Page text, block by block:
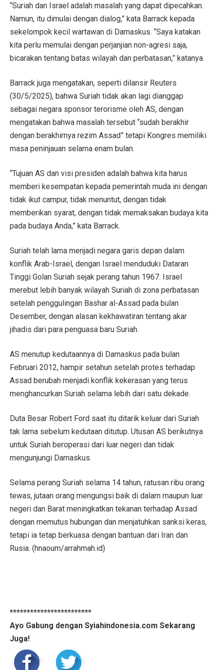
“Suriah dan Israel adalah masalah yang dapat dipecahkan.
Namun, itu dimulai dengan dialog,” kata Barrack kepada
sekelompok kecil wartawan di Damaskus. “Saya katakan
kita perlu memulai dengan perjanjian non-agresi saja,
bicarakan tentang batas wilayah dan perbatasan,” katanya.
Barrack juga mengatakan, seperti dilansir Reuters
(30/5/2025), bahwa Suriah tidak akan lagi dianggap
sebagai negara sponsor terorisme oleh AS, dengan
mengatakan bahwa masalah tersebut “sudah berakhir
dengan berakhirnya rezim Assad” tetapi Kongres memiliki
masa peninjauan selama enam bulan.
“Tujuan AS dan visi presiden adalah bahwa kita harus
memberi kesempatan kepada pemerintah muda ini dengan
tidak ikut campur, tidak menuntut, dengan tidak
memberikan syarat, dengan tidak memaksakan budaya kita
pada budaya Anda,” kata Barrack.
Suriah telah lama menjadi negara garis depan dalam
konflik Arab-Israel, dengan Israel menduduki Dataran
Tinggi Golan Suriah sejak perang tahun 1967. Israel
merebut lebih banyak wilayah Suriah di zona perbatasan
setelah penggulingan Bashar al-Assad pada bulan
Desember, dengan alasan kekhawatiran tentang akar
jihadis dari para penguasa baru Suriah.
AS menutup kedutaannya di Damaskus pada bulan
Februari 2012, hampir setahun setelah protes terhadap
Assad berubah menjadi konflik kekerasan yang terus
menghancurkan Suriah selama lebih dari satu dekade.
Duta Besar Robert Ford saat itu ditarik keluar dari Suriah
tak lama sebelum kedutaan ditutup. Utusan AS berikutnya
untuk Suriah beroperasi dari luar negeri dan tidak
mengunjungi Damaskus.
Selama perang Suriah selama 14 tahun, ratusan ribu orang
tewas, jutaan orang mengungsi baik di dalam maupun luar
negeri dan Barat meningkatkan tekanan terhadap Assad
dengan memutus hubungan dan menjatuhkan sanksi keras,
tetapi ia tetap berkuasa dengan bantuan dari Iran dan
Rusia. (hnaoum/arrahmah.id)
************************
Ayo Gabung dengan Syiahindonesia.com Sekarang
Juga!